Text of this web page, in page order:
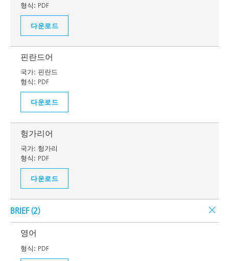
형식: PDF
다운로드
핀란드어
국가: 핀란드
형식: PDF
다운로드
헝가리어
국가: 헝가리
형식: PDF
다운로드
BRIEF (2)
영어
형식: PDF